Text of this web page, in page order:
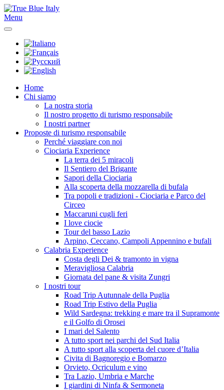
Menu
Home
Chi siamo
La nostra storia
Il nostro progetto di turismo responsabile
I nostri partner
Proposte di turismo responsabile
Perché viaggiare con noi
Ciociaria Experience
La terra dei 5 miracoli
Il Sentiero del Brigante
Sapori della Ciociaria
Alla scoperta della mozzarella di bufala
Tra popoli e tradizioni - Ciociaria e Parco del
Circeo
Maccaruni cugli feri
I love ciocie
Tour del basso Lazio
Arpino, Ceccano, Campoli Appennino e bufali
Calabria Experience
Costa degli Dei & tramonto in vigna
Meravigliosa Calabria
Giornata del pane & visita Zungri
I nostri tour
Road Trip Autunnale della Puglia
Road Trip Estivo della Puglia
Wild Sardegna: trekking e mare tra il Supramonte
e il Golfo di Orosei
I mari del Salento
A tutto sport nei parchi del Sud Italia
A tutto sport alla scoperta del cuore d’Italia
Civita di Bagnoregio e Bomarzo
Orvieto, Ocriculum e vino
Tra Lazio, Umbria e Marche
I giardini di Ninfa & Sermoneta